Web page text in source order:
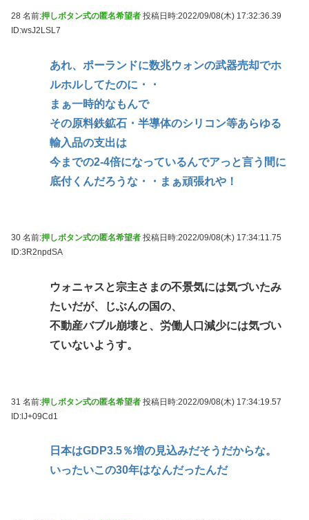
28 名前:押しボタン式の匿名希望者 投稿日時:2022/09/08(木) 17:32:36.39
ID:wsJ2LSL7
あれ、ポーランドに数兆ウォンの武器売却でホ
ルホルしてたのに・・
まぁ一時的なもんで
その原料鉄鉱石・半導体のシリコン等あらゆる
輸入品の支出は
今までの2-4倍になっているんでアっと言う間に
底付くんだろうな・・まぁ頑張れや！
30 名前:押しボタン式の匿名希望者 投稿日時:2022/09/08(木) 17:34:11.75
ID:3R2npdSA
ウォニャスと宗主さまの不景気には気づいたみ
たいだが、じぶんの国の、
不動産バブル崩壊と、労働人口減少には気づい
ていないようす。
31 名前:押しボタン式の匿名希望者 投稿日時:2022/09/08(木) 17:34:19.57
ID:lJ+09Cd1
日本はGDP3.5％増の見込みだそうだからな。
いったいこの30年はなんだったんだ